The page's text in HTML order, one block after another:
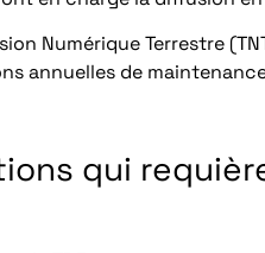
Numérique Terrestre
annuelles de
qui